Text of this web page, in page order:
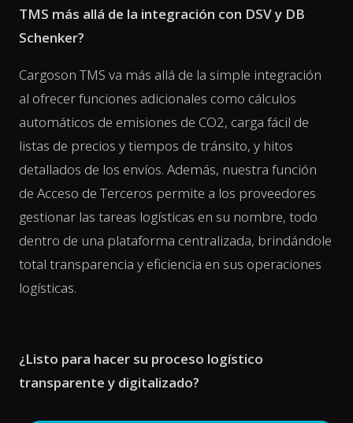
TMS más allá de la integración con DSV y DB
Schenker?
Cargoson TMS va más allá de la simple integración
al ofrecer funciones adicionales como cálculos
automáticos de emisiones de CO2, carga fácil de
listas de precios y tiempos de tránsito, y hitos
detallados de los envíos. Además, nuestra función
de Acceso de Terceros permite a los proveedores
gestionar las tareas logísticas en su nombre, todo
dentro de una plataforma centralizada, brindándole
total transparencia y eficiencia en sus operaciones
logísticas.
¿Listo para hacer su proceso logístico
transparente y digitalizado?